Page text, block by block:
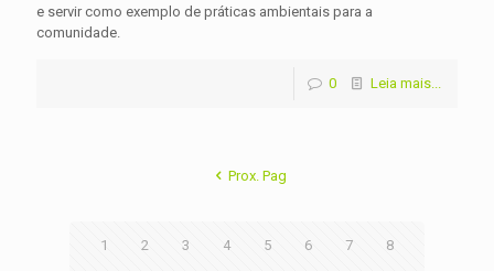
e servir como exemplo de práticas ambientais para a
comunidade.
0 Leia mais...
Prox. Pag
1 2 3 4 5 6 7 8